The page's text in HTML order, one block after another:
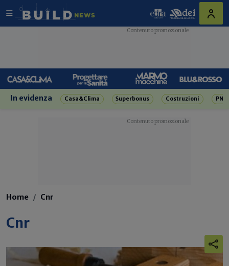
In evidenza Casa&Clima Superbonus Costruzioni
Home Cnr
Cnr